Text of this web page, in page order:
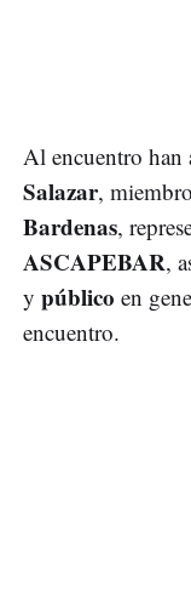
Al encuentro han
Salazar,
Bardenas,
ASCAPEBAR,
y público en
encuentro.